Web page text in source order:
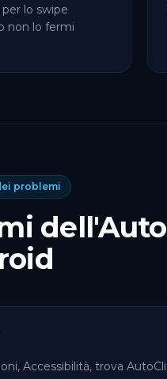
lo swipe
non lo fermi
problemi
Accessibilità, trova